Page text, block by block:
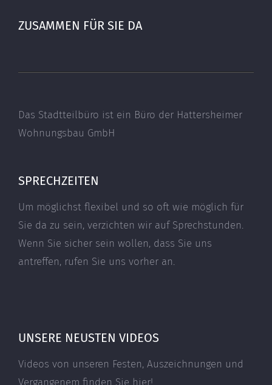
ZUSAMMEN FÜR SIE DA
Das Stadtteilbüro ist ein Büro der Hattersheimer
Wohnungsbau GmbH
SPRECHZEITEN
Um möglichst flexibel und so oft wie möglich für
Sie da zu sein, verzichten wir auf Sprechstunden.
Wenn Sie sicher sein wollen, dass Sie uns
antreffen, rufen Sie uns vorher an.
UNSERE NEUSTEN VIDEOS
Videos von unseren Festen, Auszeichnungen und
Vergangenem finden Sie hier!